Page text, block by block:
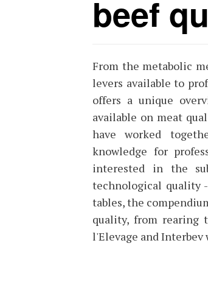
beef
From the metabolic
levers available to
offers a unique
available on meat
have worked
knowledge for
interested in the
technological quality
tables, the
quality, from rearing
l'Elevage and Interbev